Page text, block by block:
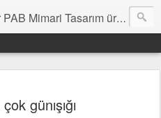
Mimari Tasarım üretimidir. Katkılara açıktır.
günışığı